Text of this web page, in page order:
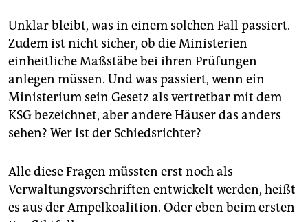
Unklar bleibt, was in einem solchen Fall passiert.
Zudem ist nicht sicher, ob die Ministerien
einheitliche Maßstäbe bei ihren Prüfungen
anlegen müssen. Und was passiert, wenn ein
Ministerium sein Gesetz als vertretbar mit dem
KSG bezeichnet, aber andere Häuser das anders
sehen? Wer ist der Schiedsrichter?
Alle diese Fragen müssten erst noch als
Verwaltungsvorschriften entwickelt werden, heißt
es aus der Ampelkoalition. Oder eben beim ersten